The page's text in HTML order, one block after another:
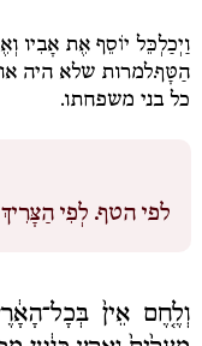
וַיְכַלְכֵּל יוֹסֵף אֶת אָבִיו
הַטָּף.למרות שלא היה
כל בני משפחתו.
לפי הטף. לְפִי
וְלֶ֤חֶם אֵין֙